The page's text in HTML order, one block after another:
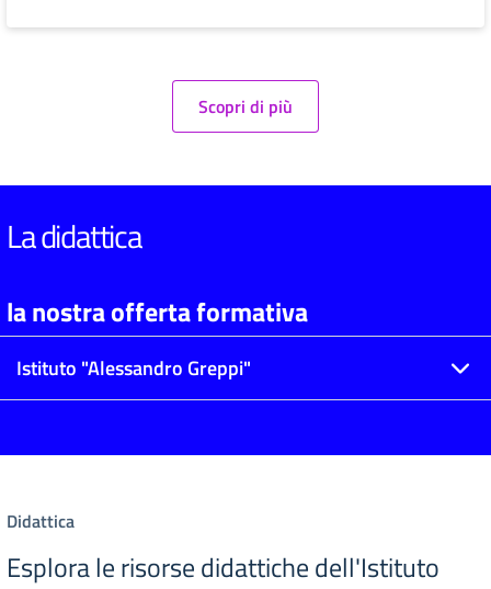
Scopri di più
La didattica
la nostra offerta formativa
Istituto "Alessandro Greppi"
Didattica
Esplora le risorse didattiche dell'Istituto